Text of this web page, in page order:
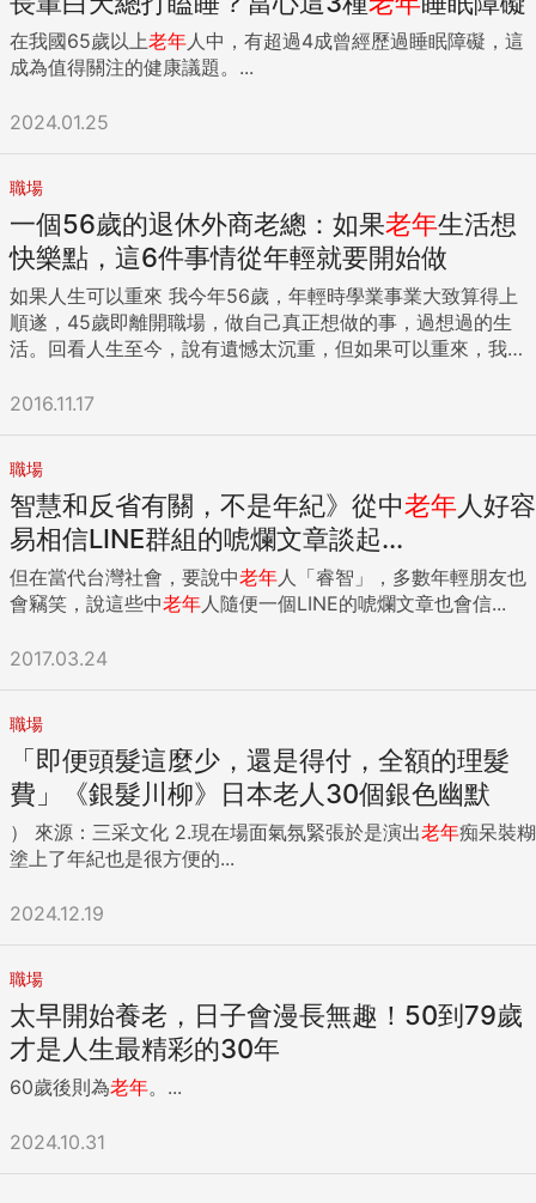
在我國65歲以上老年 人中，有超過4成曾經歷過睡眠障礙，這
成為值得關注的健康議題。...
2024.01.25
職場
一個56歲的退休外商老總：如果老年生活想
快樂點，這6件事情從年輕就要開始做
如果人生可以重來 我今年56歲，年輕時學業事業大致算得上
順遂，45歲即離開職場，做自己真正想做的事，過想過的生
活。回看人生至今，說有遺憾太沉重，但如果可以重來，我想
長期交朋友」 學校所學基本決定日後職業內容，如果不是志趣
歡做的事不能保證成功，但能保證較有效的學習成長和較大程
度的容忍挫折，還能讓人在離開職場後，延續所長，過較有樂
趣和意義的退休生活。 許多人離開校園後最常用到的學科就是
英文，無論工作、娛樂、旅行、上網，英文已是現代生活不可
或缺的工具。雖然英文不好一樣可以過日子，但如果好並善加
利用，可以大幅擴展人生可能性。學英文，在校時不一定要得
接觸累積的結果。 「遠離香煙，一周至少運動三次」 年輕很
難真正了解健康的重要，有壞習慣通常也不會立即得到懲罰，
但「不是不報，時後未到」，影響健康的因子，經過長期累
積，中年後會一一顯現。我從17歲起抽了近30年香煙，差點完
全毀掉對下半場人生的大好期待，幸好10年前辛苦戒掉，直到
現在還常自問，當時何苦招惹這個有百害而無一利的傢伙。 健
康管理不出飲食和運動，我不後悔從未努力節制飲食，因為我
認為醇酒美食是美好人生的重要成分，別太過分就好。運動不
一樣，尤其年過中年，決定生活品質的經常不是金錢地位，而
是運動習慣，但別等中年才開始培養這個習慣，存「健康本」
要趁早，許多人在醫生強迫下才開始運動，只怕為時已晚。
「學習投資理財，建立正確金錢觀」 財務自由才能盡情享受人
生，對多數人來說，要做到，除了努力工作外，還必須靠投資
理財。我年輕時參加過股友社，買過垃圾債基金，幾乎全以全
軍覆沒收場，回想起來不是運氣不好，而是不懂理財，求貪求
短的下場。不管學校所學為何，有目標和系統的理財都是現代
人的必修科目。 金錢之於人生的重要性不言可喻，但說到底錢
時為達到財務自由，努力賺錢，用力省錢，不在話下，步入中
2016.11.17
職場
智慧和反省有關，不是年紀》從中老年 人好容
易相信LINE群組的唬爛文章談起...
但在當代台灣社會，要說中老年 人「睿智」，多數年輕朋友也
會竊笑，說這些中老年 人隨便一個LINE的唬爛文章也會信...
2017.03.24
職場
「即便頭髮這麼少，還是得付，全額的理髮
費」《銀髮川柳》日本老人30個銀色幽默
） 來源：三采文化 2.現在場面氣氛緊張於是演出老年痴呆裝糊
塗上了年紀也是很方便的...
2024.12.19
職場
太早開始養老，日子會漫長無趣！50到79歲
才是人生最精彩的30年
60歲後則為老年。...
2024.10.31